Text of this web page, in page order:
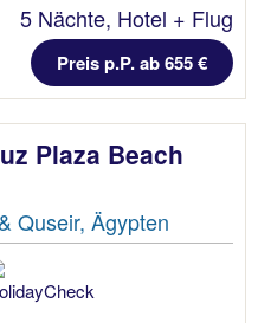
5 Nächte, Hotel + Flug
Preis p.P. ab 655 €
Plaza Beach
Quseir, Ägypten